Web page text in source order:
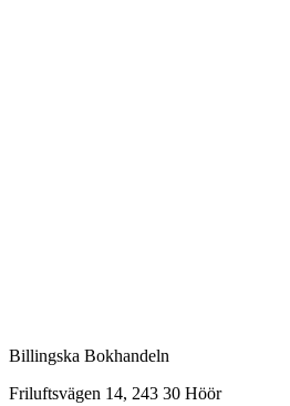
Billingska Bokhandeln
Friluftsvägen 14, 243 30 Höör